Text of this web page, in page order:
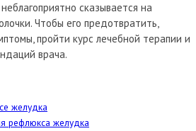
сказывается на
Чтобы его предотвратить,
пройти курс лечебной терапии и
врача.
желудка
рефлюкса желудка